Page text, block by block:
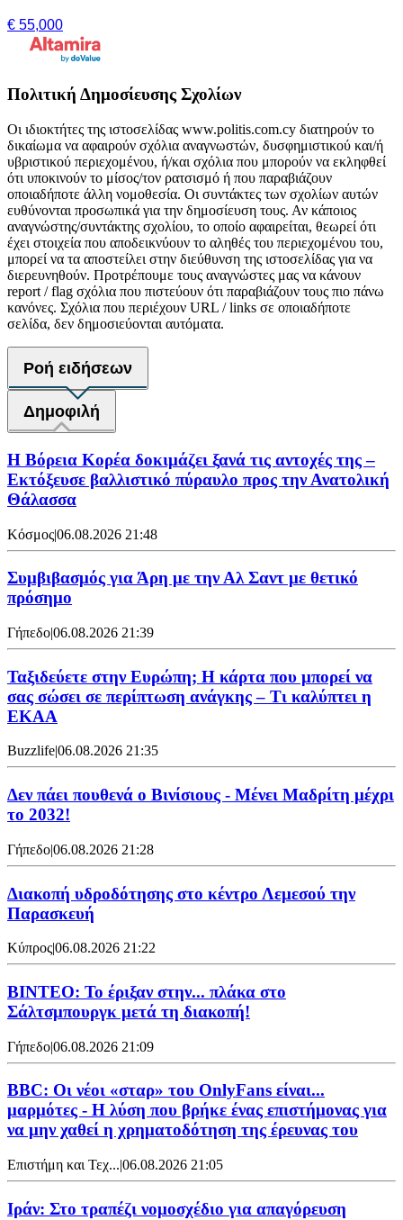
€ 55,000
Πολιτική Δημοσίευσης Σχολίων
Οι ιδιοκτήτες της ιστοσελίδας www.politis.com.cy διατηρούν το
δικαίωμα να αφαιρούν σχόλια αναγνωστών, δυσφημιστικού και/ή
υβριστικού περιεχομένου, ή/και σχόλια που μπορούν να εκληφθεί
ότι υποκινούν το μίσος/τον ρατσισμό ή που παραβιάζουν
οποιαδήποτε άλλη νομοθεσία. Οι συντάκτες των σχολίων αυτών
ευθύνονται προσωπικά για την δημοσίευση τους. Αν κάποιος
αναγνώστης/συντάκτης σχολίου, το οποίο αφαιρείται, θεωρεί ότι
έχει στοιχεία που αποδεικνύουν το αληθές του περιεχομένου του,
μπορεί να τα αποστείλει στην διεύθυνση της ιστοσελίδας για να
διερευνηθούν. Προτρέπουμε τους αναγνώστες μας να κάνουν
report / flag σχόλια που πιστεύουν ότι παραβιάζουν τους πιο πάνω
κανόνες. Σχόλια που περιέχουν URL / links σε οποιαδήποτε
σελίδα, δεν δημοσιεύονται αυτόματα.
Ροή ειδήσεων
Δημοφιλή
Η Βόρεια Κορέα δοκιμάζει ξανά τις αντοχές της –
Εκτόξευσε βαλλιστικό πύραυλο προς την Ανατολική
Θάλασσα
Κόσμος|06.08.2026 21:48
Συμβιβασμός για Άρη με την Αλ Σαντ με θετικό
πρόσημο
Γήπεδο|06.08.2026 21:39
Ταξιδεύετε στην Ευρώπη; Η κάρτα που μπορεί να
σας σώσει σε περίπτωση ανάγκης – Τι καλύπτει η
ΕΚΑΑ
Buzzlife|06.08.2026 21:35
Δεν πάει πουθενά ο Βινίσιους - Μένει Μαδρίτη μέχρι
το 2032!
Γήπεδο|06.08.2026 21:28
Διακοπή υδροδότησης στο κέντρο Λεμεσού την
Παρασκευή
Κύπρος|06.08.2026 21:22
ΒΙΝΤΕΟ: Το έριξαν στην... πλάκα στο
Σάλτσμπουργκ μετά τη διακοπή!
Γήπεδο|06.08.2026 21:09
BBC: Οι νέοι «σταρ» του OnlyFans είναι...
μαρμότες - Η λύση που βρήκε ένας επιστήμονας για
να μην χαθεί η χρηματοδότηση της έρευνας του
Επιστήμη και Τεχ...|06.08.2026 21:05
Ιράν: Στο τραπέζι νομοσχέδιο για απαγόρευση